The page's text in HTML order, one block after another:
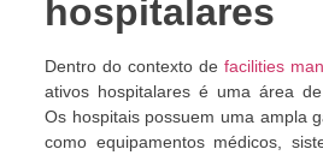
hospitalares
Dentro do contexto de facilities
ativos hospitalares é uma área
Os hospitais possuem uma ampla
como equipamentos médicos,